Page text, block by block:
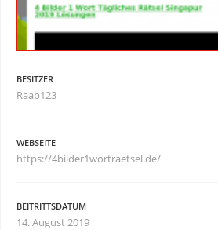
BESITZER
Raab123
WEBSEITE
https://4bilder1wortraetsel.de/
BEITRITTSDATUM
14. August 2019